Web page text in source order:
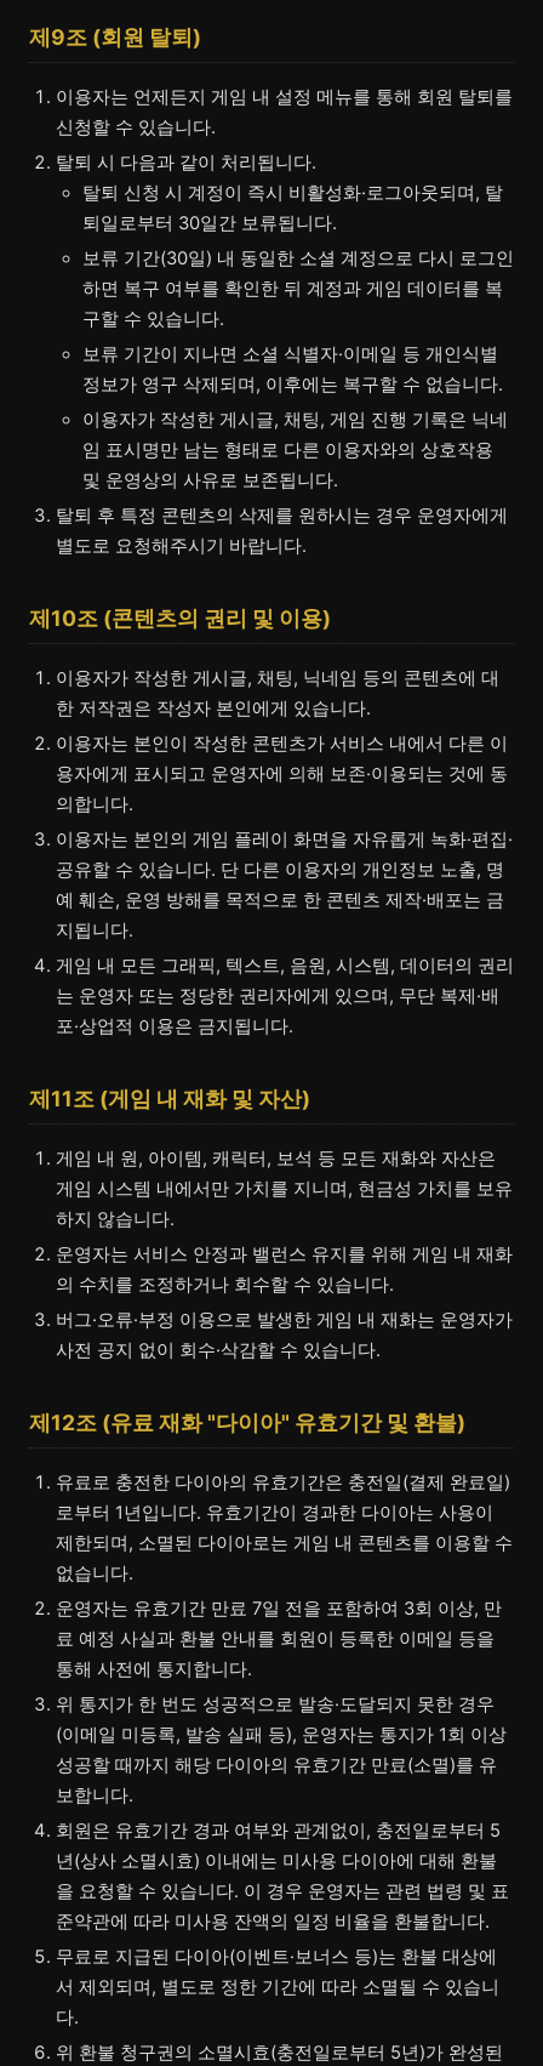
제9조 (회원 탈퇴)
이용자는 언제든지 게임 내 설정 메뉴를 통해 회원 탈퇴를
신청할 수 있습니다.
탈퇴 시 다음과 같이 처리됩니다.
탈퇴 신청 시 계정이 즉시 비활성화·로그아웃되며, 탈
퇴일로부터 30일간 보류됩니다.
보류 기간(30일) 내 동일한 소셜 계정으로 다시 로그인
하면 복구 여부를 확인한 뒤 계정과 게임 데이터를 복
구할 수 있습니다.
보류 기간이 지나면 소셜 식별자·이메일 등 개인식별
정보가 영구 삭제되며, 이후에는 복구할 수 없습니다.
이용자가 작성한 게시글, 채팅, 게임 진행 기록은 닉네
임 표시명만 남는 형태로 다른 이용자와의 상호작용
및 운영상의 사유로 보존됩니다.
탈퇴 후 특정 콘텐츠의 삭제를 원하시는 경우 운영자에게
별도로 요청해주시기 바랍니다.
제10조 (콘텐츠의 권리 및 이용)
이용자가 작성한 게시글, 채팅, 닉네임 등의 콘텐츠에 대
한 저작권은 작성자 본인에게 있습니다.
이용자는 본인이 작성한 콘텐츠가 서비스 내에서 다른 이
용자에게 표시되고 운영자에 의해 보존·이용되는 것에 동
의합니다.
이용자는 본인의 게임 플레이 화면을 자유롭게 녹화·편집·
공유할 수 있습니다. 단 다른 이용자의 개인정보 노출, 명
예 훼손, 운영 방해를 목적으로 한 콘텐츠 제작·배포는 금
지됩니다.
게임 내 모든 그래픽, 텍스트, 음원, 시스템, 데이터의 권리
는 운영자 또는 정당한 권리자에게 있으며, 무단 복제·배
포·상업적 이용은 금지됩니다.
제11조 (게임 내 재화 및 자산)
게임 내 원, 아이템, 캐릭터, 보석 등 모든 재화와 자산은
게임 시스템 내에서만 가치를 지니며, 현금성 가치를 보유
하지 않습니다.
운영자는 서비스 안정과 밸런스 유지를 위해 게임 내 재화
의 수치를 조정하거나 회수할 수 있습니다.
버그·오류·부정 이용으로 발생한 게임 내 재화는 운영자가
사전 공지 없이 회수·삭감할 수 있습니다.
제12조 (유료 재화 "다이아" 유효기간 및 환불)
유료로 충전한 다이아의 유효기간은 충전일(결제 완료일)
로부터 1년입니다. 유효기간이 경과한 다이아는 사용이
제한되며, 소멸된 다이아로는 게임 내 콘텐츠를 이용할 수
없습니다.
운영자는 유효기간 만료 7일 전을 포함하여 3회 이상, 만
료 예정 사실과 환불 안내를 회원이 등록한 이메일 등을
통해 사전에 통지합니다.
위 통지가 한 번도 성공적으로 발송·도달되지 못한 경우
(이메일 미등록, 발송 실패 등), 운영자는 통지가 1회 이상
성공할 때까지 해당 다이아의 유효기간 만료(소멸)를 유
보합니다.
회원은 유효기간 경과 여부와 관계없이, 충전일로부터 5
년(상사 소멸시효) 이내에는 미사용 다이아에 대해 환불
을 요청할 수 있습니다. 이 경우 운영자는 관련 법령 및 표
준약관에 따라 미사용 잔액의 일정 비율을 환불합니다.
무료로 지급된 다이아(이벤트·보너스 등)는 환불 대상에
서 제외되며, 별도로 정한 기간에 따라 소멸될 수 있습니
다.
위 환불 청구권의 소멸시효(충전일로부터 5년)가 완성된